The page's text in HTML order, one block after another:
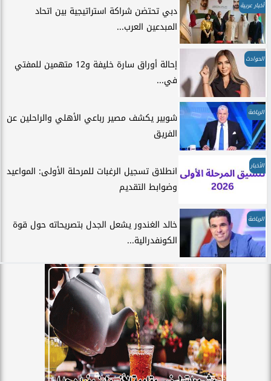
أخبار عربية
دبي تحتضن شراكة استراتيجية بين اتحاد
المبدعين العرب...
الحوادث
إحالة أوراق سارة خليفة و12 متهمين للمفتي
في...
الرياضة
شوبير يكشف مصير رباعي الأهلي والراحلين عن
الفريق
الأخبار
انطلاق تسجيل الرغبات للمرحلة الأولى: المواعيد
وضوابط التقديم
الرياضة
خالد الغندور يشعل الجدل بتصريحاته حول قوة
الكونفدرالية...